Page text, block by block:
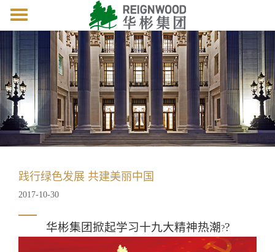
Toggle
navigation
践行绿色发展 共建美丽中国
2017-10-30
华彬集团掀起学习十九大精神热潮 ??